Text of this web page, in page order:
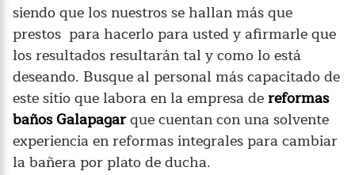
siendo que los nuestros se hallan más que
prestos para hacerlo para usted y afirmarle que
los resultados resultarán tal y como lo está
deseando. Busque al personal más capacitado de
este sitio que labora en la empresa dereformas
baños Galapagarque cuentan con una solvente
experiencia en reformas integrales para cambiar
la bañera por plato de ducha.